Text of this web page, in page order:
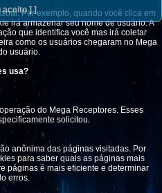
Por exemplo, quando você clica em
irá armazenar seu nome de usuário. A
que identifica você mas irá coletar
como os usuários chegaram no Mega
usuário.
usa?
do Mega Receptores. Esses
solicitou.
anônima das páginas visitadas. Por
para saber quais as páginas mais
páginas é mais eficiente e determinar
erros.
aceito ] ]